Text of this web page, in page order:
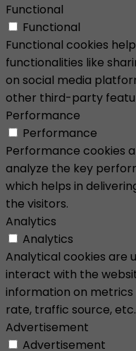
Functional
Functional
Functional cookies
functionalities like
on social media
other third-party
Performance
Performance
Performance cookies
analyze the key
which helps in
the visitors.
Analytics
Analytics
Analytical cookies are
interact with the
information on
rate, traffic source, etc.
Advertisement
Advertisement